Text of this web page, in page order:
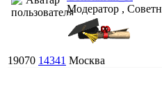
Модератор ,
19070 14341 Москва